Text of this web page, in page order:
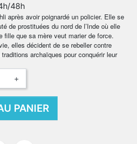
48h
après avoir poignardé un policier. Elle se
de prostituées du nord de l’Inde où elle
fille que sa mère veut marier de force.
elles décident de se rebeller contre
archaïques pour conquérir leur
+
PANIER